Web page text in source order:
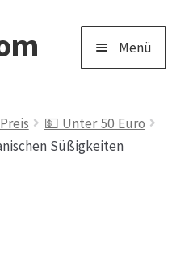
Menü
💵 Unter 50 Euro
Süßigkeiten